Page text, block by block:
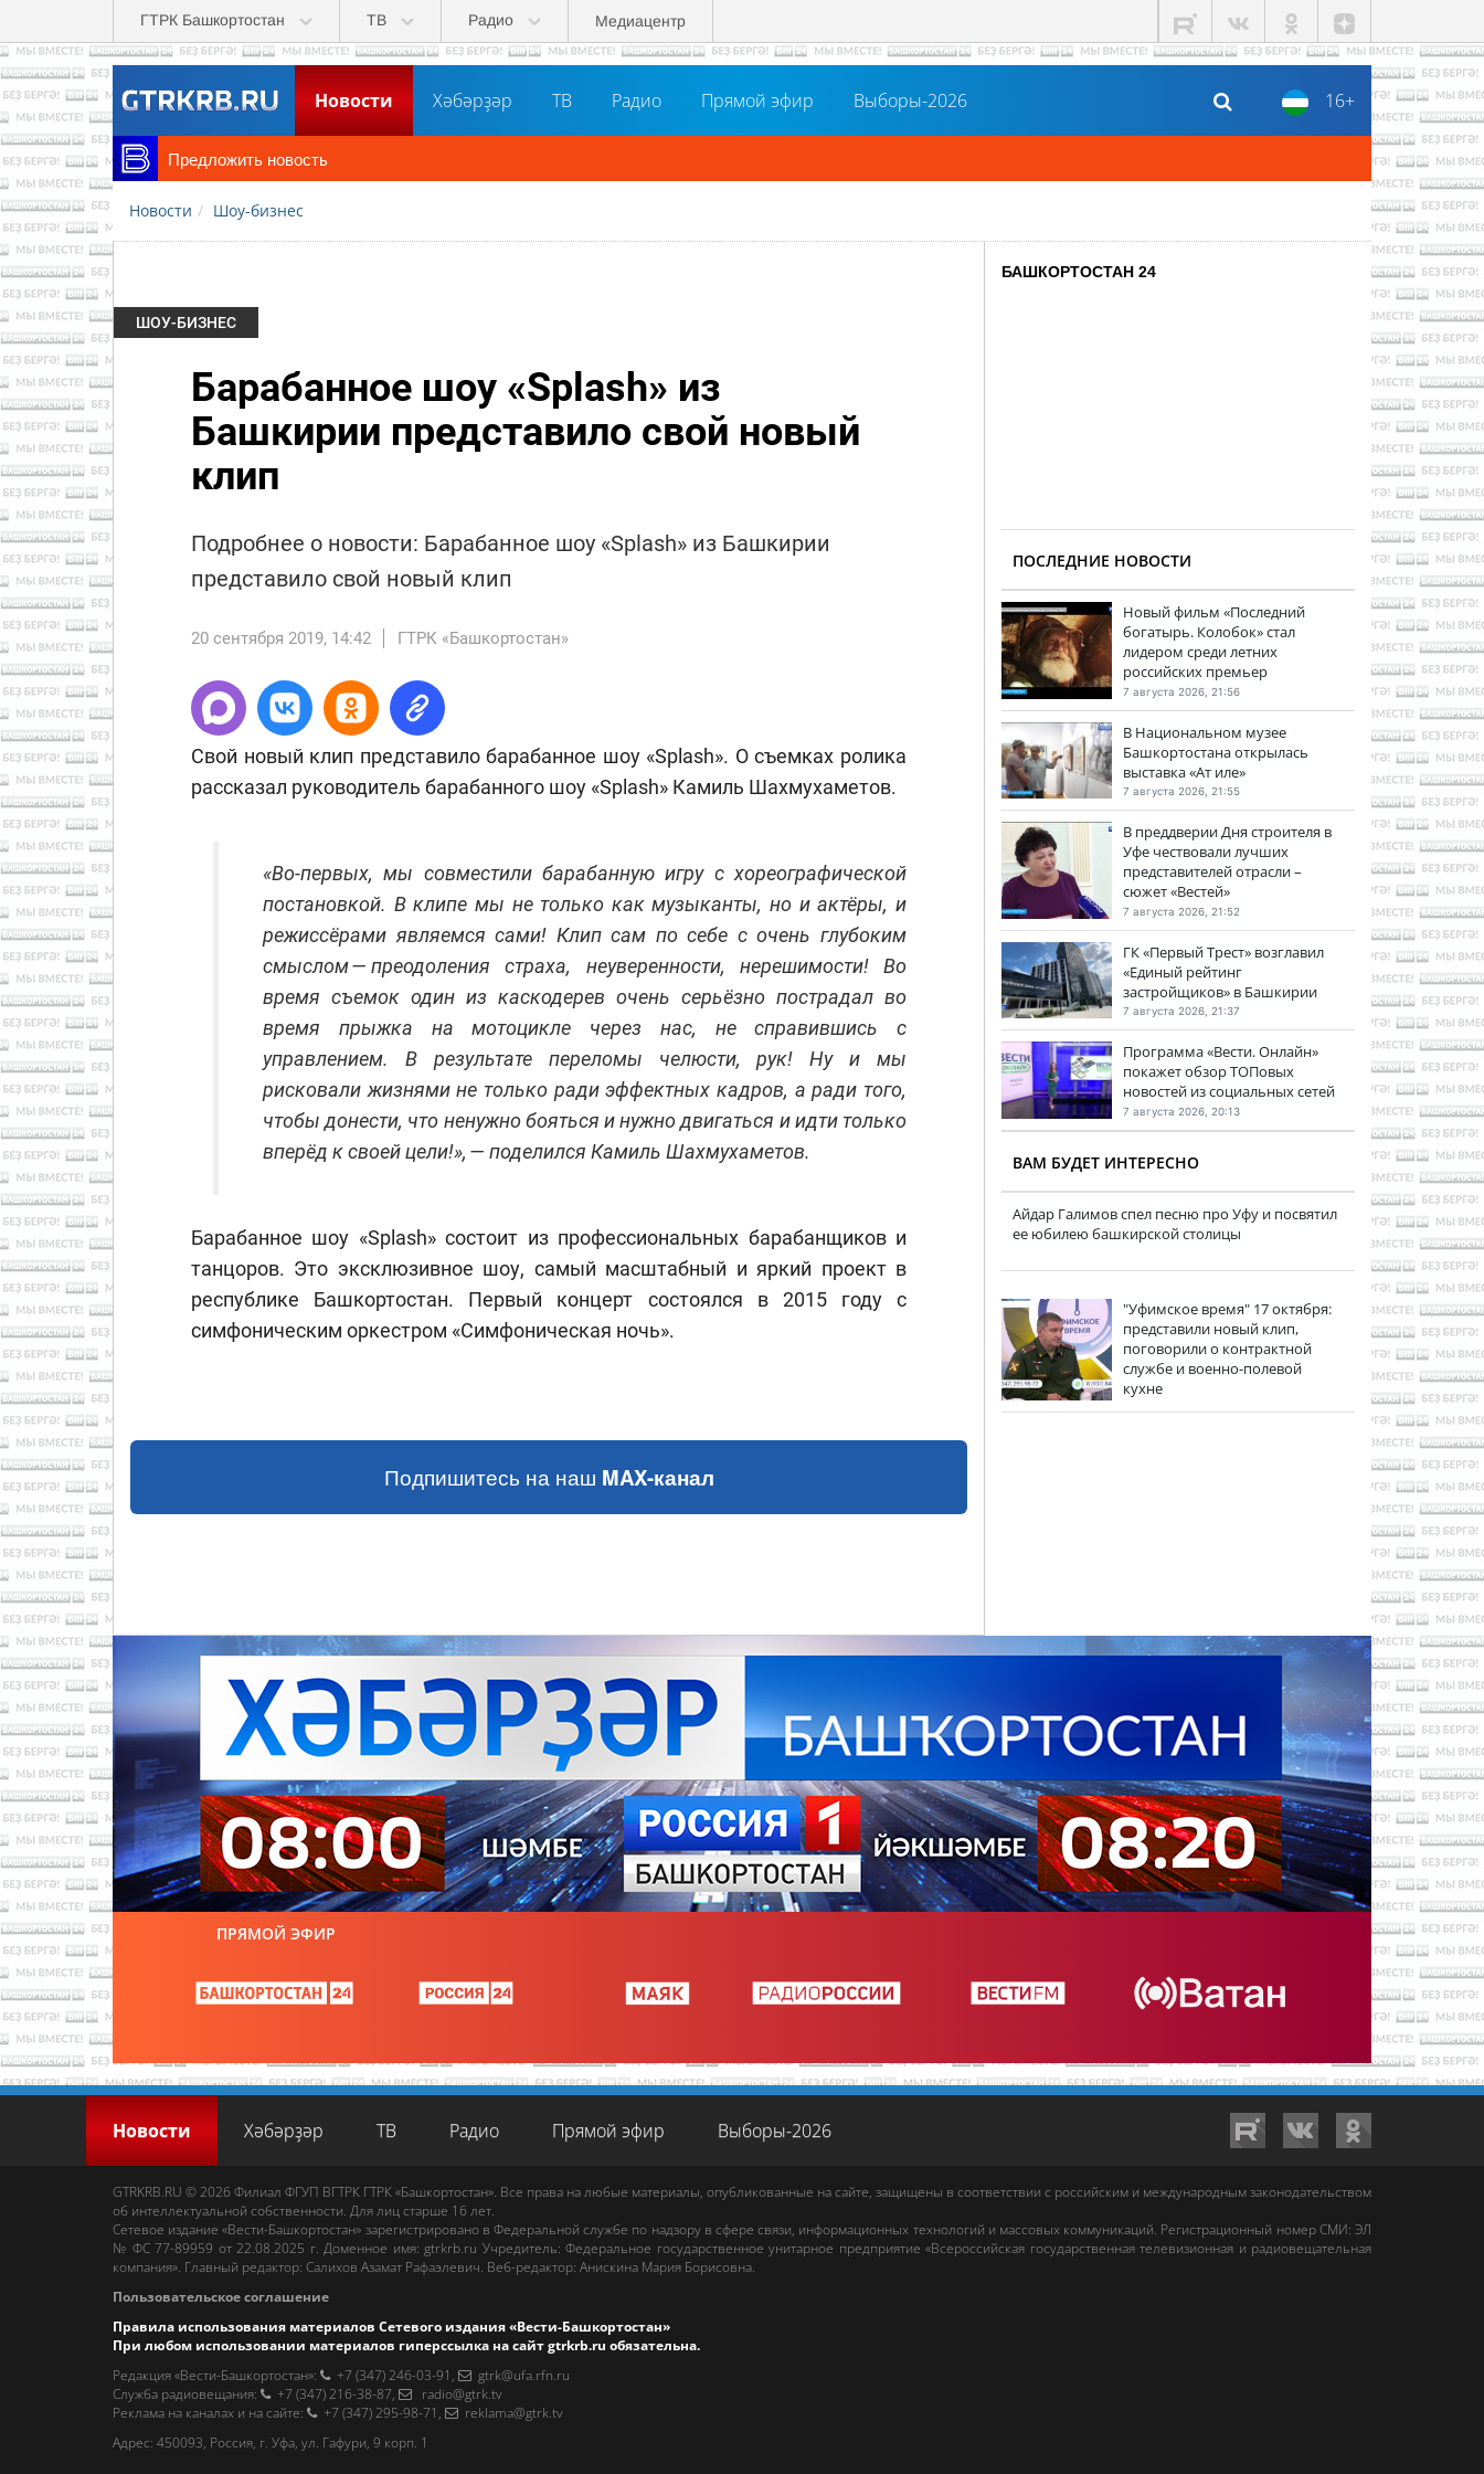
Перейти к основному содержанию
ГТРК Башкортостан ТВ Радио Медиацентр
16+
Новости Хәбәрҙәр ТВ Радио Прямой эфир Выборы-2026
Предложить новость
Новости Шоу-бизнес
ШОУ-БИЗНЕС
Барабанное шоу «Splash» из
Башкирии представило свой новый
клип
Подробнее о новости: Барабанное шоу «Splash» из Башкирии
представило свой новый клип
20 сентября 2019, 14:42 ГТРК «Башкортостан»
Свой новый клип представило барабанное шоу «Splash». О съемках ролика
рассказал руководитель барабанного шоу «Splash» Камиль Шахмухаметов.
«Во-первых, мы совместили барабанную игру с хореографической
постановкой. В клипе мы не только как музыканты, но и актёры, и
режиссёрами являемся сами! Клип сам по себе с очень глубоким
смыслом — преодоления страха, неуверенности, нерешимости! Во
время съемок один из каскодерев очень серьёзно пострадал во
время прыжка на мотоцикле через нас, не справившись с
управлением. В результате переломы челюсти, рук! Ну и мы
рисковали жизнями не только ради эффектных кадров, а ради того,
чтобы донести, что ненужно бояться и нужно двигаться и идти только
вперёд к своей цели!», — поделился Камиль Шахмухаметов.
Барабанное шоу «Splash» состоит из профессиональных барабанщиков и
танцоров. Это эксклюзивное шоу, самый масштабный и яркий проект в
республике Башкортостан. Первый концерт состоялся в 2015 году с
симфоническим оркестром «Симфоническая ночь».
Подпишитесь на наш MAX-канал
БАШКОРТОСТАН 24
ПОСЛЕДНИЕ НОВОСТИ
Новый фильм «Последний
богатырь. Колобок» стал
лидером среди летних
российских премьер
7 августа 2026, 21:56
В Национальном музее
Башкортостана открылась
выставка «Ат иле»
7 августа 2026, 21:55
В преддверии Дня строителя в
Уфе чествовали лучших
представителей отрасли –
сюжет «Вестей»
7 августа 2026, 21:52
ГК «Первый Трест» возглавил
«Единый рейтинг
застройщиков» в Башкирии
7 августа 2026, 21:37
Программа «Вести. Онлайн»
покажет обзор ТОПовых
новостей из социальных сетей
7 августа 2026, 20:13
ВАМ БУДЕТ ИНТЕРЕСНО
Айдар Галимов спел песню про Уфу и посвятил
ее юбилею башкирской столицы
"Уфимское время" 17 октября:
представили новый клип,
поговорили о контрактной
службе и военно-полевой
кухне
ПРЯМОЙ ЭФИР
Новости Хәбәрҙәр ТВ Радио Прямой эфир Выборы-2026
GTRKRB.RU © 2026 Филиал ФГУП ВГТРК ГТРК «Башкортостан». Все права на любые материалы, опубликованные на сайте, защищены в соответствии с российским и международным законодательством
об интеллектуальной собственности. Для лиц старше 16 лет.
Сетевое издание «Вести-Башкортостан» зарегистрировано в Федеральной службе по надзору в сфере связи, информационных технологий и массовых коммуникаций. Регистрационный номер СМИ: ЭЛ
№ ФС 77-89959 от 22.08.2025 г. Доменное имя:gtrkrb.ru Учредитель: Федеральное государственное унитарное предприятие «Всероссийская государственная телевизионная и радиовещательная
компания». Главный редактор: Салихов Азамат Рафаэлевич. Веб-редактор: Анискина Мария Борисовна.
Пользовательское соглашение
Правила использования материалов Сетевого издания «Вести-Башкортостан»
При любом использовании материалов гиперссылка на сайтgtrkrb.ru обязательна.
Редакция «Вести-Башкортостан»: +7 (347) 246-03-91 ,
gtrk@ufa.rfn.ru
Cлужба радиовещания: +7 (347) 216-38-87,
radio@gtrk.tv
Реклама на каналах и на сайте: +7 (347) 295-98-71 ,
reklama@gtrk.tv
Адрес: 450093, Россия, г. Уфа, ул. Гафури, 9 корп. 1